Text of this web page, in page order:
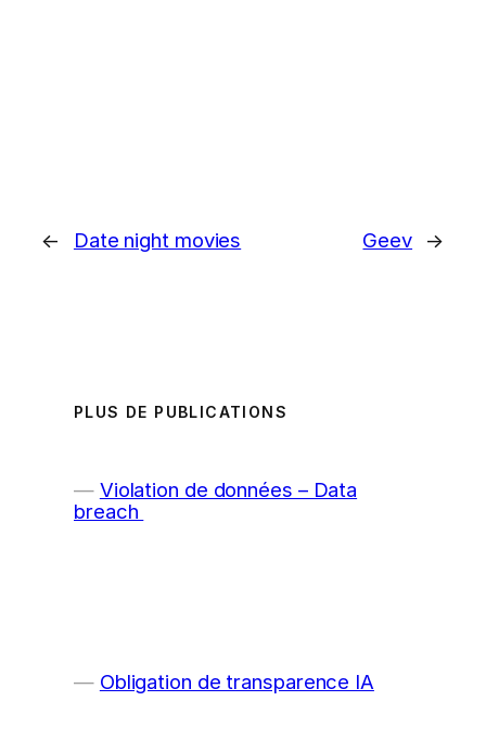
← Date night movies Geev →
PLUS DE PUBLICATIONS
Violation de données – Data
breach
Obligation de transparence IA